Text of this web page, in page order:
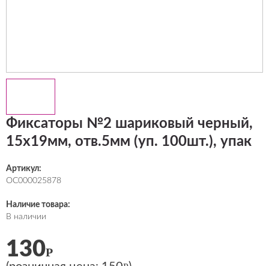
Фиксаторы №2 шариковый черный,
15х19мм, отв.5мм (уп. 100шт.), упак
Артикул:
ОС000025878
Наличие товара:
В наличии
130Р